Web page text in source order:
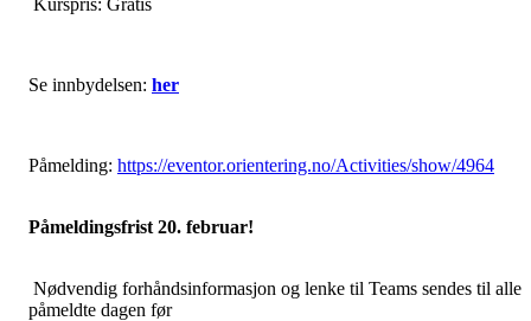
Kurspris: Gratis
Se innbydelsen: her
Påmelding: https://eventor.orientering.no/Activities/show/4964
Påmeldingsfrist 20. februar!
Nødvendig forhåndsinformasjon og lenke til Teams sendes til alle
påmeldte dagen før